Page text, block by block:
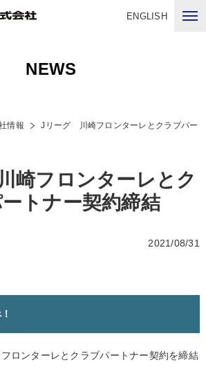
ENGLISH
NEWS
情報
Jリーグ 川崎フロンターレとクラブパー
フロンターレとク
トナー契約締結
2021/08/31
ロンターレとクラブパートナー契約を締結